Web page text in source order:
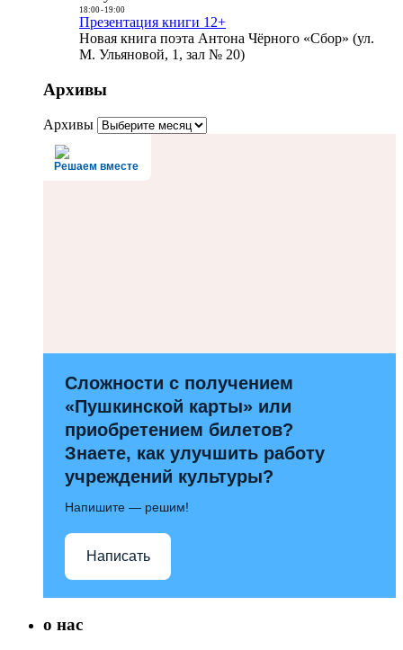
18:00- 19:00
Презентация книги 12+
Новая книга поэта Антона Чёрного «Сбор» (ул.
М. Ульяновой, 1, зал № 20)
Архивы
Архивы
Решаем вместе
Сложности с получением
«Пушкинской карты» или
приобретением билетов?
Знаете, как улучшить работу
учреждений культуры?
Напишите — решим!
Написать
о нас